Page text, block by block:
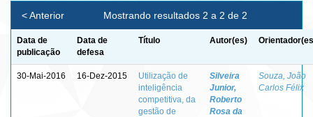
Mostrando resultados 2 a 2 de 2
< Anterior
Data de
publicação
Data de
defesa
Título Autor(es)
30-Mai-2016 16-Dez-2015
Utilização de
inteligência
competitiva, da
gestão de
Silveira
Junior,
Roberto
Rosa da
Souza, João
Carlos Félix